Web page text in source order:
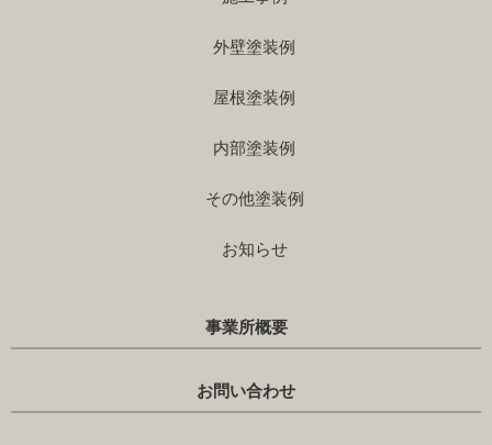
外壁塗装例
屋根塗装例
内部塗装例
その他塗装例
お知らせ
事業所概要
お問い合わせ